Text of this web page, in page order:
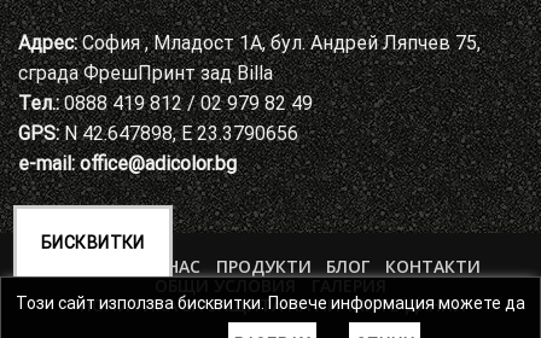
Адрес:София , Младост 1А, бул. Андрей Ляпчев 75,
сграда ФрешПринт зад Billa
Тел.:0888 419 812 / 02 979 82 49
GPS:N 42.647898, E 23.3790656
e-mail: office@adicolor.bg
ЗА НАС ПРОДУКТИ БЛОГ
КОНТАКТИ
ПОЛИТИКА ЗА ЗАЩИТА НА ЛИЧНИТЕ ДАННИ
БИСКВИТКИ
Този сайт използва бисквитки. Повече информация можете да